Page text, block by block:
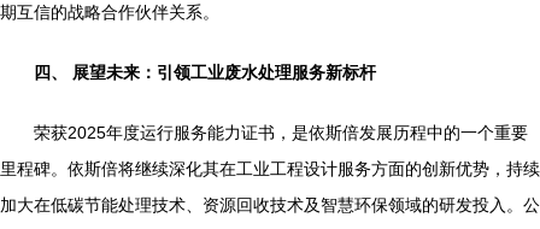
期互信的战略合作伙伴关系。
四、 展望未来：引领工业废水处理服务新标杆
荣获2025年度运行服务能力证书，是依斯倍发展历程中的一个重要
里程碑。依斯倍将继续深化其在工业工程设计服务方面的创新优势，持续
加大在低碳节能处理技术、资源回收技术及智慧环保领域的研发投入。公